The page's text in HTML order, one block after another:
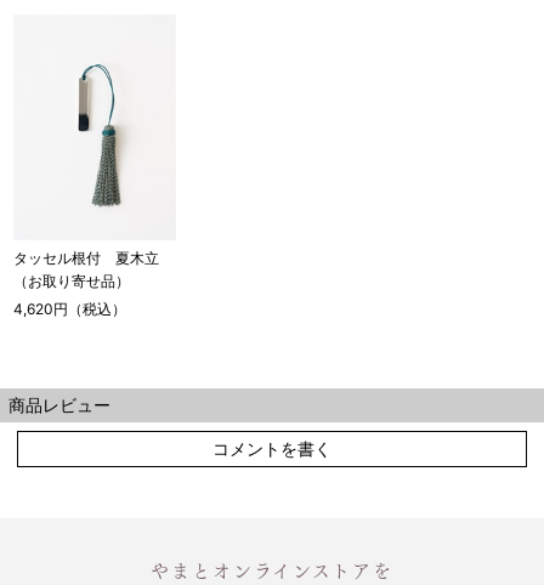
タッセル根付 夏木立
（お取り寄せ品）
4,620円（税込）
商品レビュー
コメントを書く
やまとオンラインストアを